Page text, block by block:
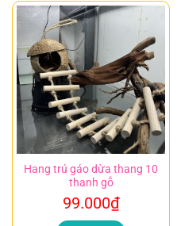
Hang trú gáo dừa thang 10
thanh gỗ
99.000₫